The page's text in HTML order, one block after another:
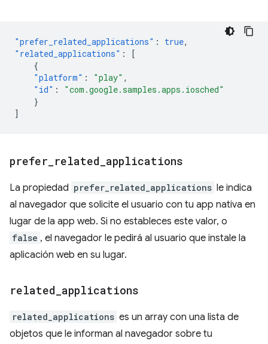
"prefer_related_applications" : true,
"related_applications" :
[
{
"platform" : "play" ,
"id" :
"com.google.samples.apps.iosched"
}
]
prefer related applications
La propiedad prefer_related_applications le indica
al navegador que solicite el usuario con tu app nativa en
lugar de la app web. Si no estableces este valor, o
false , el navegador le pedirá al usuario que instale la
aplicación web en su lugar.
related applications
related_applications es un array con una lista de
objetos que le informan al navegador sobre tu